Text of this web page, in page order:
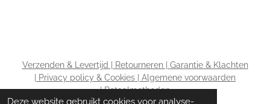
Deze website gebruikt cookies voor analyse-
Verzenden & Levertijd | Retourneren | Garantie & Klachten
Privacy policy & Cookies | Algemene voorwaarden
|Betaalmethoden